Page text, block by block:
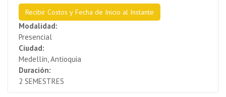
Recibir Costos y Fecha de Inicio al Instante
Modalidad:
Presencial
Ciudad:
Medellín, Antioquia
Duración:
2 SEMESTRES